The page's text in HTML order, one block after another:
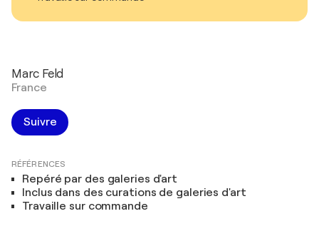
Marc Feld
France
Suivre
RÉFÉRENCES
Repéré par des galeries d'art
Inclus dans des curations de galeries d'art
Travaille sur commande